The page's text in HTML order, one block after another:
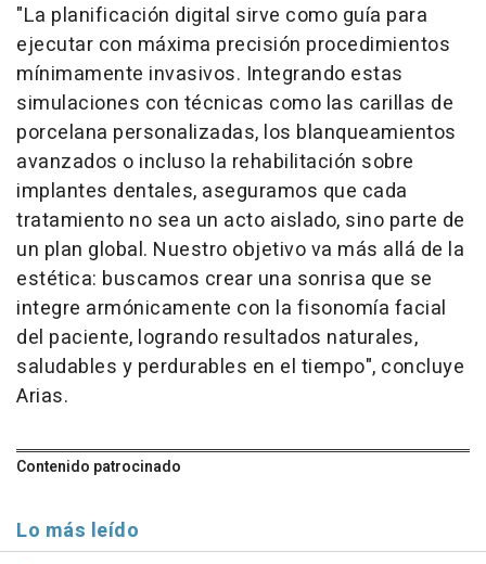
"La planificación digital sirve como guía para
ejecutar con máxima precisión procedimientos
mínimamente invasivos. Integrando estas
simulaciones con técnicas como las carillas de
porcelana personalizadas, los blanqueamientos
avanzados o incluso la rehabilitación sobre
implantes dentales, aseguramos que cada
tratamiento no sea un acto aislado, sino parte de
un plan global. Nuestro objetivo va más allá de la
estética: buscamos crear una sonrisa que se
integre armónicamente con la fisonomía facial
del paciente, logrando resultados naturales,
saludables y perdurables en el tiempo", concluye
Arias.
Contenido patrocinado
Lo más leído